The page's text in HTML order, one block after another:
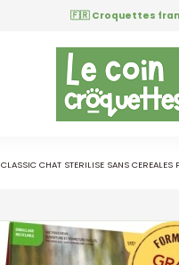
🇫🇷 Croquettes
CLASSIC CHAT STERILISE SANS CEREALES